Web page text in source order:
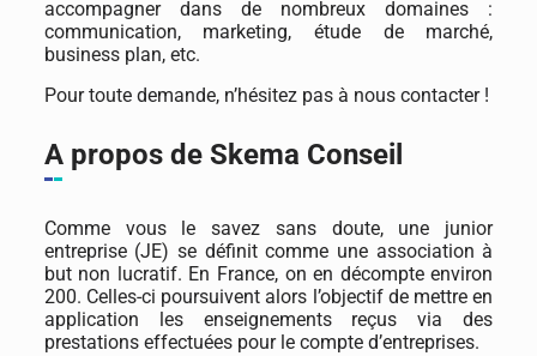
accompagner dans de nombreux domaines :
communication, marketing, étude de marché,
business plan, etc.
Pour toute demande, n’hésitez pas à nous contacter !
A propos de Skema Conseil
Comme vous le savez sans doute, une junior
entreprise (JE) se définit comme une association à
but non lucratif. En France, on en décompte environ
200. Celles-ci poursuivent alors l’objectif de mettre en
application les enseignements reçus via des
prestations effectuées pour le compte d’entreprises.